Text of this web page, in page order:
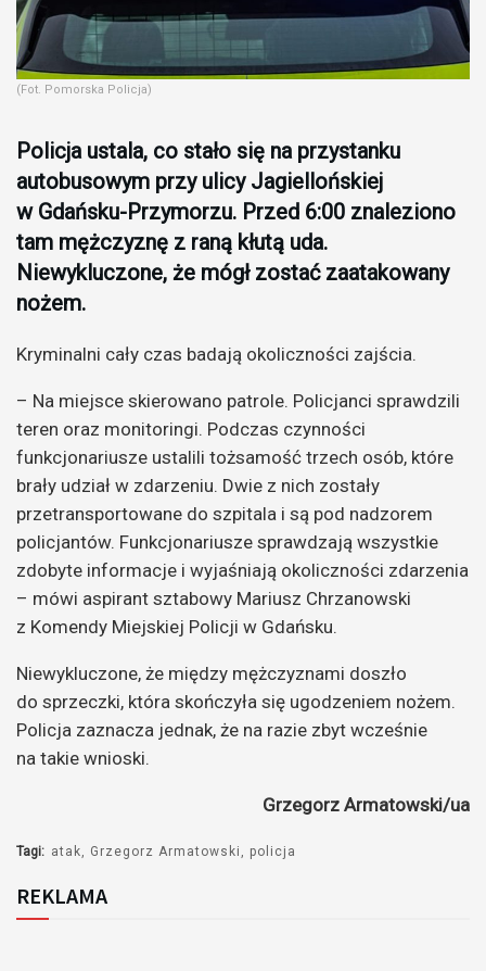
(Fot. Pomorska Policja)
Policja ustala, co stało się na przystanku
autobusowym przy ulicy Jagiellońskiej
w Gdańsku-Przymorzu. Przed 6:00 znaleziono
tam mężczyznę z raną kłutą uda.
Niewykluczone, że mógł zostać zaatakowany
nożem.
Kryminalni cały czas badają okoliczności zajścia.
– Na miejsce skierowano patrole. Policjanci sprawdzili
teren oraz monitoringi. Podczas czynności
funkcjonariusze ustalili tożsamość trzech osób, które
brały udział w zdarzeniu. Dwie z nich zostały
przetransportowane do szpitala i są pod nadzorem
policjantów. Funkcjonariusze sprawdzają wszystkie
zdobyte informacje i wyjaśniają okoliczności zdarzenia
– mówi aspirant sztabowy Mariusz Chrzanowski
z Komendy Miejskiej Policji w Gdańsku.
Niewykluczone, że między mężczyznami doszło
do sprzeczki, która skończyła się ugodzeniem nożem.
Policja zaznacza jednak, że na razie zbyt wcześnie
na takie wnioski.
Grzegorz Armatowski/ua
Tagi: atak Grzegorz Armatowski policja
REKLAMA